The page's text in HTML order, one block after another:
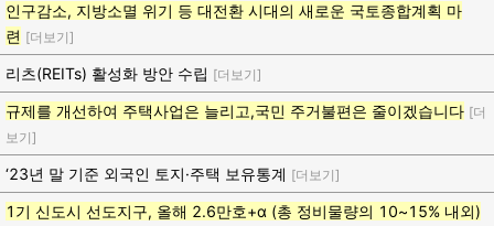
인구감소, 지방소멸 위기 등 대전환 시대의 새로운 국토종합계획 마
련 [더보기]
리츠(REITs) 활성화 방안 수립 [더보기]
규제를 개선하여 주택사업은 늘리고,국민 주거불편은 줄이겠습니다 [더
보기]
‘23년 말 기준 외국인 토지·주택 보유통계 [더보기]
1기 신도시 선도지구, 올해 2.6만호+α (총 정비물량의 10~15% 내외)